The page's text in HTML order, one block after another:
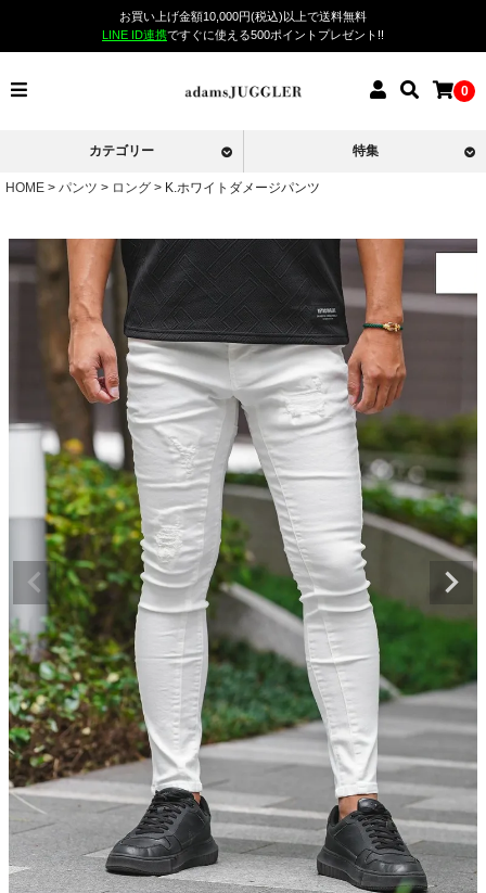
お買い上げ金額10,000円(税込)以上で送料無料
LINE ID連携ですぐに使える500ポイントプレゼント!!
0
カテゴリー 特集
HOME パンツ ロング K.ホワイトダメージパンツ